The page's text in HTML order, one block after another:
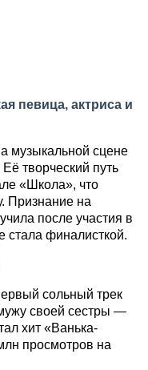
певица, актриса и
музыкальной сцене
творческий путь
«Школа», что
Признание на
после участия в
стала финалисткой.
сольный трек
своей сестры —
хит «Ванька-
просмотров на